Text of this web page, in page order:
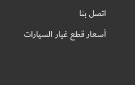
اتصل بنا
أسعار قطع غيار السيارات